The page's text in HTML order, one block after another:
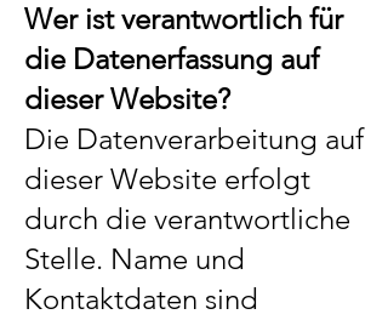
Wer ist verantwortlich für
die Datenerfassung auf
dieser Website?
Die Datenverarbeitung auf
dieser Website erfolgt
durch die verantwortliche
Stelle. Name und
Kontaktdaten sind